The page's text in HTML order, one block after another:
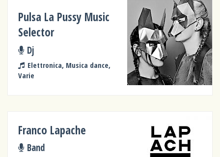
Pulsa La Pussy Music
Selector
Dj
Elettronica, Musica dance,
Varie
Franco Lapache
Band